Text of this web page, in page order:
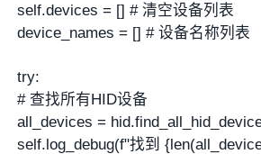
self.devices = [] # 清空设备列表
device_names = [] # 设备名称列表
try:
# 查找所有HID设备
all_devices =
self.log_debug(f"找到